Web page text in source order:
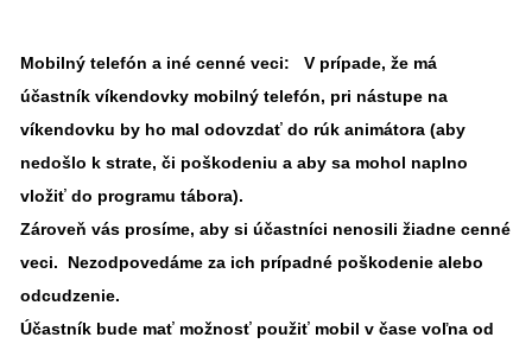
Mobilný telefón a iné cenné veci:
V prípade, že má
účastník víkendovky mobilný telefón, pri nástupe na
víkendovku by ho mal odovzdať do rúk animátora (aby
nedošlo k strate, či poškodeniu a aby sa mohol naplno
vložiť do programu tábora).
Zároveň vás prosíme, aby si účastníci nenosili žiadne cenné
veci. Nezodpovedáme za ich prípadné poškodenie alebo
odcudzenie.
Účastník bude mať možnosť použiť mobil v čase voľna od